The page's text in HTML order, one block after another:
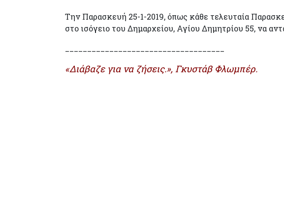
Την Παρασκευή 25-1-2019, όπως κάθε τελευταία
στο ισόγειο του Δημαρχείου, Αγίου Δημητρίου 55, να
«Διάβαζε για να ζήσεις.», Γκυστάβ Φλωμπέρ.